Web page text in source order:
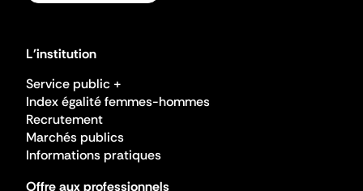
L'institution
Service public +
Index égalité femmes-hommes
Recrutement
Marchés publics
Informations pratiques
Offre aux professionnels